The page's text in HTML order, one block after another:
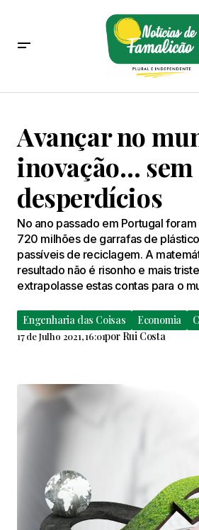
Avançar no
inovação… sem
desperdícios
No ano passado em Portugal
720 milhões de garrafas de
passíveis de reciclagem. A
resultado não é risonho e mais
extrapolasse estas contas para o
Engenharia das Coisas Economia
17 de Julho 2021, 16:01por Rui Costa